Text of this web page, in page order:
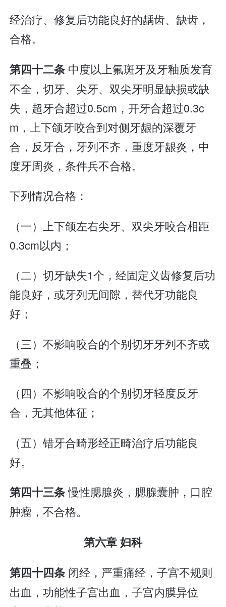
经治疗、修复后功能良好的龋齿、缺齿，
合格。
第四十二条 中度以上氟斑牙及牙釉质发育
不全，切牙、尖牙、双尖牙明显缺损或缺
失，超牙合超过0.5cm，开牙合超过0.3c
m，上下颌牙咬合到对侧牙龈的深覆牙
合，反牙合，牙列不齐，重度牙龈炎，中
度牙周炎，条件兵不合格。
下列情况合格：
（一）上下颌左右尖牙、双尖牙咬合相距
0.3cm以内；
（二）切牙缺失1个，经固定义齿修复后功
能良好，或牙列无间隙，替代牙功能良
好；
（三）不影响咬合的个别切牙牙列不齐或
重叠；
（四）不影响咬合的个别切牙轻度反牙
合，无其他体征；
（五）错牙合畸形经正畸治疗后功能良
好。
第四十三条慢性腮腺炎，腮腺囊肿，口腔
肿瘤，不合格。
第六章 妇科
第四十四条 闭经，严重痛经，子宫不规则
出血，功能性子宫出血，子宫内膜异位